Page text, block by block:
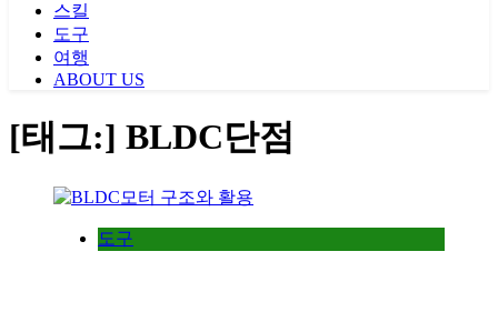
스킬
도구
여행
ABOUT US
[태그:] BLDC단점
도구